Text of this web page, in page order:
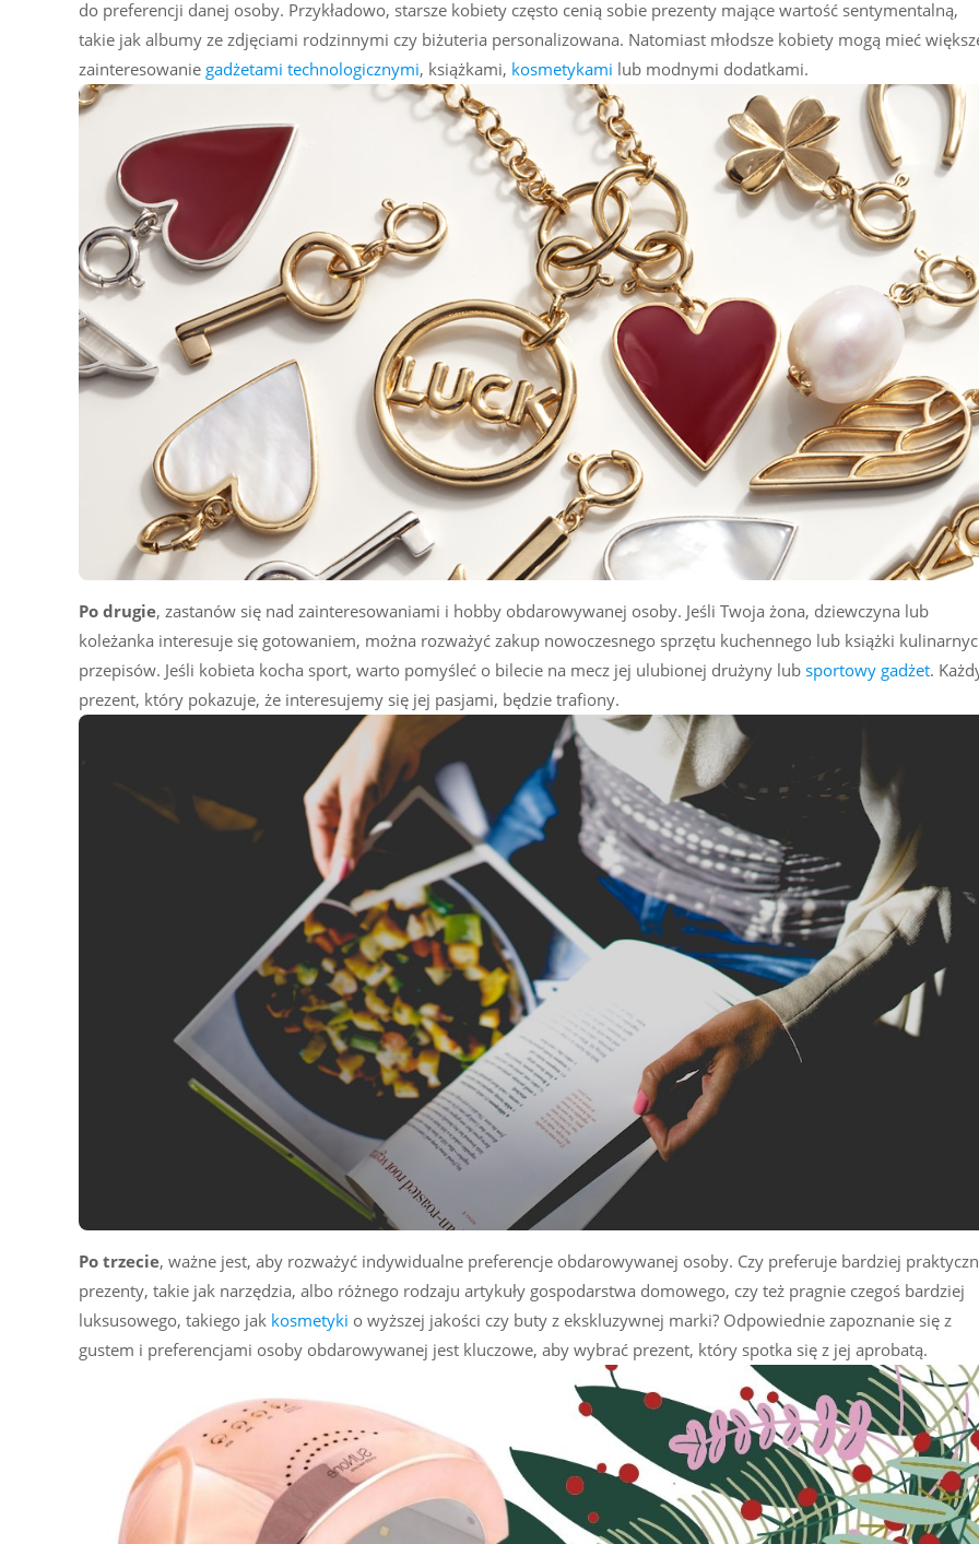
do preferencji danej osoby. Przykładowo, starsze kobiety często cenią sobie prezenty mające wartość sentymentalną,
takie jak albumy ze zdjęciami rodzinnymi czy biżuteria personalizowana. Natomiast młodsze kobiety mogą mieć
zainteresowanie gadżetami technologicznymi, książkami, kosmetykami lub modnymi dodatkami.
Po drugie, zastanów się nad zainteresowaniami i hobby obdarowywanej osoby. Jeśli Twoja żona, dziewczyna lub
koleżanka interesuje się gotowaniem, można rozważyć zakup nowoczesnego sprzętu kuchennego lub książki
przepisów. Jeśli kobieta kocha sport, warto pomyśleć o bilecie na mecz jej ulubionej drużyny lub sportowy gadżet.
prezent, który pokazuje, że interesujemy się jej pasjami, będzie trafiony.
Po trzecie, ważne jest, aby rozważyć indywidualne preferencje obdarowywanej osoby. Czy preferuje bardziej
prezenty, takie jak narzędzia, albo różnego rodzaju artykuły gospodarstwa domowego, czy też pragnie czegoś bardziej
luksusowego, takiego jak kosmetyki o wyższej jakości czy buty z ekskluzywnej marki? Odpowiednie zapoznanie się z
gustem i preferencjami osoby obdarowywanej jest kluczowe, aby wybrać prezent, który spotka się z jej aprobatą.